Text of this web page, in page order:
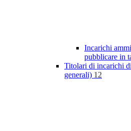
Incarichi
pubblicare in
Titolari di incarichi
generali) 12